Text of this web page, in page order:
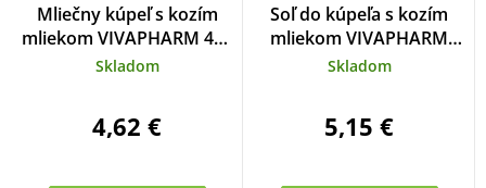
Mliečny kúpeľ s kozím
mliekom VIVAPHARM 400
ml
Skladom
4,62 €
Soľ do kúpeľa s kozím
mliekom VIVAPHARM
1200 g
Skladom
5,15 €